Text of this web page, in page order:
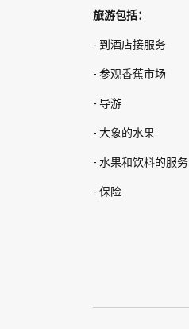
旅游包括：
- 到酒店接服务
- 参观香蕉市场
- 导游
- 大象的水果
- 水果和饮料的服务
- 保险